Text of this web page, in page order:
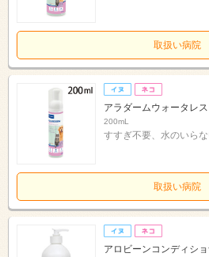
取扱い病院
アラダームウォータレ
200mL
すすぎ不要、水のいら
取扱い病院
アロビーンコンディシ